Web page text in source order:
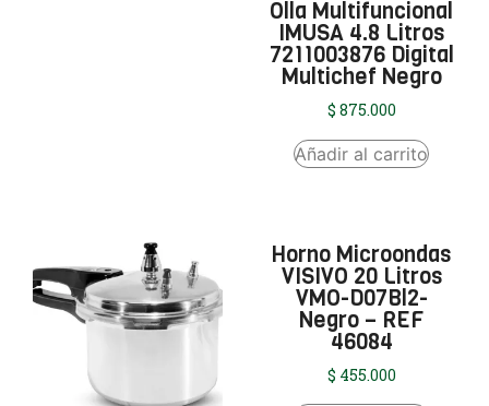
Olla Multifuncional
IMUSA 4.8 Litros
7211003876 Digital
Multichef Negro
$ 875.000
Añadir al carrito
Horno Microondas
VISIVO 20 Litros
VMO-D07Bl2-
Negro – REF
46084
$ 455.000